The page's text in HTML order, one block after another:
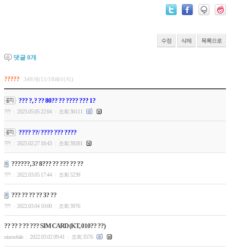
수정 삭제 목록으로
댓글 0개
????? 349개(11/18페이지)
??? ?, ? ?? 80?? ?? ???? ??? 1?
??? 2025.05.05 22:04 조회 36111
???? ??/ ???? ??? ????
??? 2025.02.27 18:43 조회 39281
??????, 3? 8??? ?? ??? ?? ??
??? 2022.03.05 17:44 조회 5239
??? ?? ?? ?? 3? ??
??? 2022.03.04 10:00 조회 3976
?? ?? ? ?? ??? SIM CARD (KT, 010?? ??)
nizmobile 2022.03.02 09:41 조회 3576